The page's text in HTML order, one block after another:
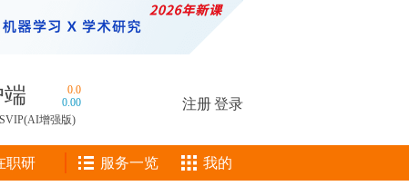
0.0
0.00
SVIP(AI增强版)
注册登录
职研 服务一览 我的